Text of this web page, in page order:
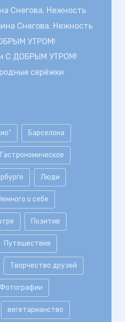
Снегова. Нежность
Снегова. Нежность
УТРОМ!
С ДОБРЫМ УТРОМ!
серёжки
Барселона
Гастрономическое
Люди
о себе
Позитив
Путешествия
Творчество друзей
Фотографии
вегетарианство